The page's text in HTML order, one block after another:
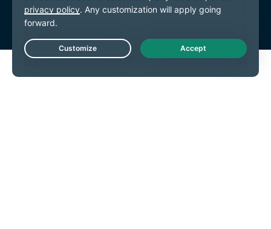
Live Chat